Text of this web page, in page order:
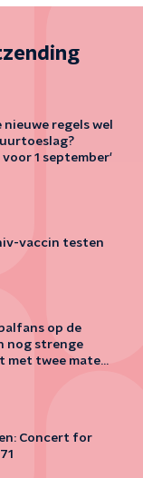
nieuwe regels wel
1 september'
vaccin testen
op de
nog strenge
met twee maten
Concert for